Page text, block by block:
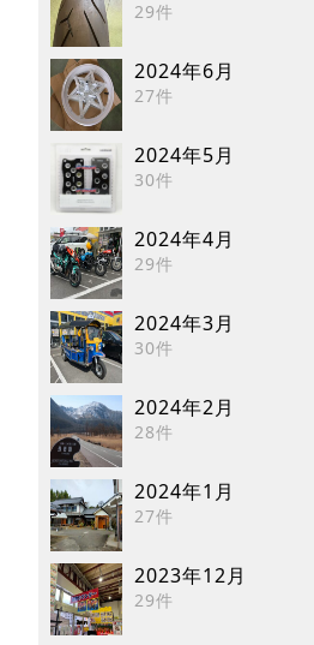
29件
2024年6月
27件
2024年5月
30件
2024年4月
29件
2024年3月
30件
2024年2月
28件
2024年1月
27件
2023年12月
29件